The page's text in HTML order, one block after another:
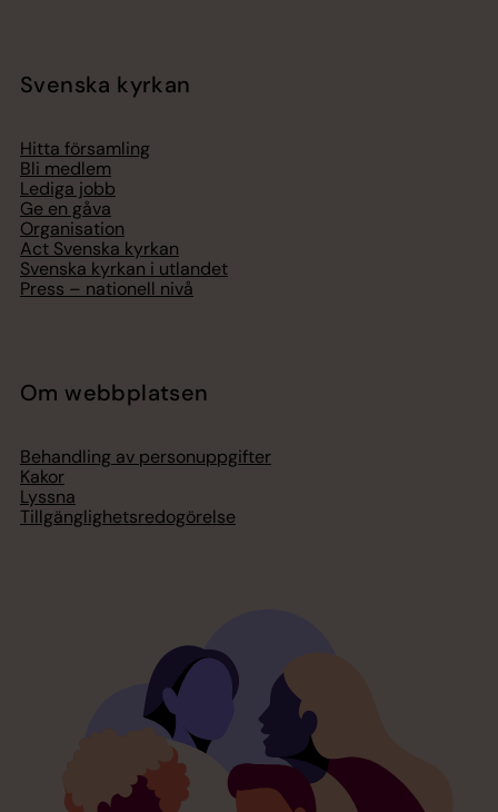
Svenska kyrkan
Hitta församling
Bli medlem
Lediga jobb
Ge en gåva
Organisation
Act Svenska kyrkan
Svenska kyrkan i utlandet
Press – nationell nivå
Om webbplatsen
Behandling av personuppgifter
Kakor
Lyssna
Tillgänglighetsredogörelse